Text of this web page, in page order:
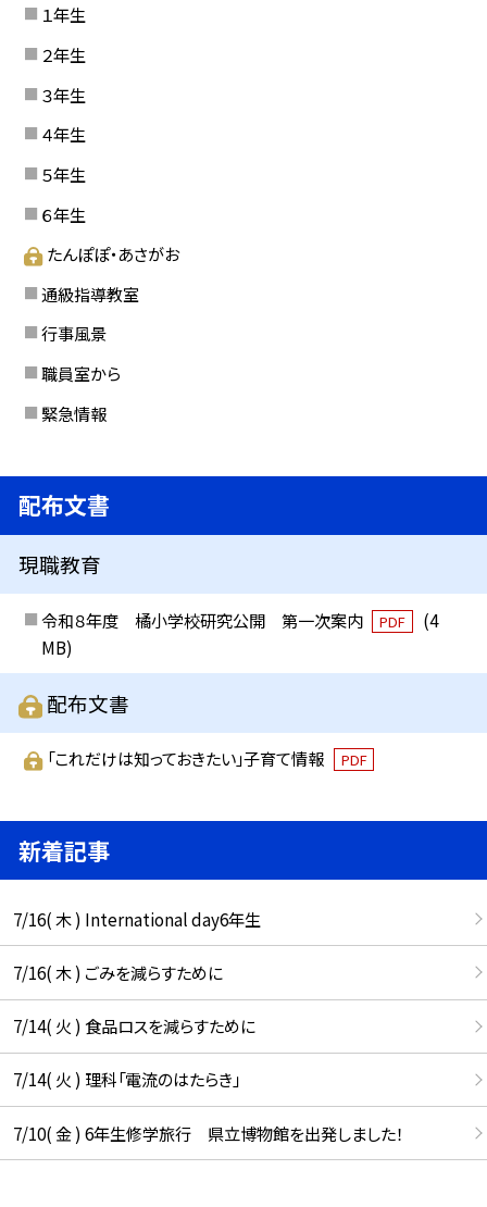
１年生
２年生
３年生
４年生
５年生
６年生
たんぽぽ・あさがお
通級指導教室
行事風景
職員室から
緊急情報
配布文書
現職教育
令和８年度 橘小学校研究公開 第一次案内 PDF
(4
MB)
配布文書
「これだけは知っておきたい」子育て情報 PDF
新着記事
7/16( 木 ) International day6年生
7/16( 木 ) ごみを減らすために
7/14( 火 ) 食品ロスを減らすために
7/14( 火 ) 理科「電流のはたらき」
7/10( 金 ) 6年生修学旅行 県立博物館を出発しました！